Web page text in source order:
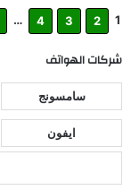
1
2
3
4
…
شركات الهواتف
سامسونج
ايفون